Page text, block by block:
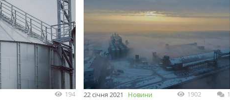
194 22 січня 2021 Новини 1902 1